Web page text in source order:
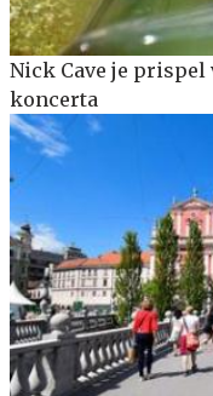
Nick Cave je
koncerta